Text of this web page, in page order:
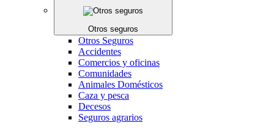
Otros seguros
Otros Seguros
Accidentes
Comercios y oficinas
Comunidades
Animales Domésticos
Caza y pesca
Decesos
Seguros agrarios